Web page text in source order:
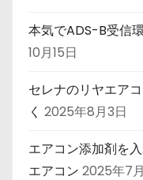
本気でADS-B受信
10月15日
セレナのリヤエア
く 2025年8月3日
エアコン添加剤
エアコン 2025年7